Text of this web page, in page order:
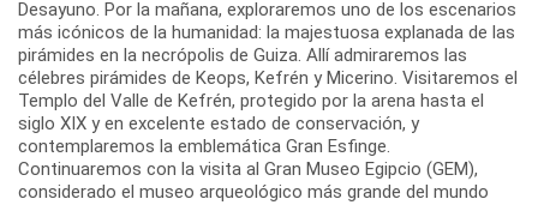
Desayuno. Por la mañana, exploraremos uno de los escenarios
más icónicos de la humanidad: la majestuosa explanada de las
pirámides en la necrópolis de Guiza. Allí admiraremos las
célebres pirámides de Keops, Kefrén y Micerino. Visitaremos el
Templo del Valle de Kefrén, protegido por la arena hasta el
siglo XIX y en excelente estado de conservación, y
contemplaremos la emblemática Gran Esfinge.
Continuaremos con la visita al Gran Museo Egipcio (GEM),
considerado el museo arqueológico más grande del mundo